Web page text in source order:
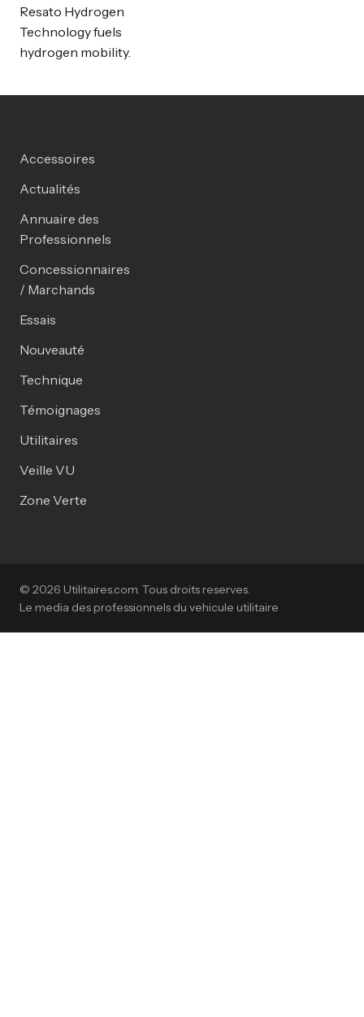
Resato Hydrogen
Technology fuels
hydrogen mobility.
Accessoires
Actualités
Annuaire des
Professionnels
Concessionnaires
/ Marchands
Essais
Nouveauté
Technique
Témoignages
Utilitaires
Veille VU
Zone Verte
© 2026 Utilitaires.com. Tous droits reserves.
Le media des professionnels du vehicule utilitaire